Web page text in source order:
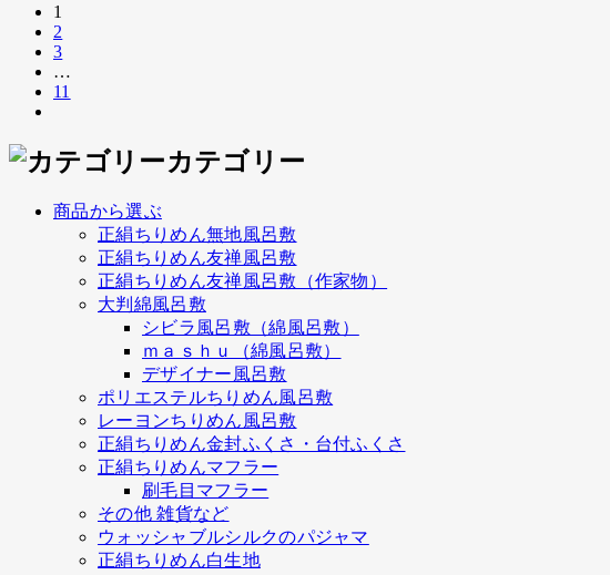
1
2
3
…
11
カテゴリー
商品から選ぶ
正絹ちりめん無地風呂敷
正絹ちりめん友禅風呂敷
正絹ちりめん友禅風呂敷（作家物）
大判綿風呂敷
シビラ風呂敷（綿風呂敷）
ｍａｓｈｕ（綿風呂敷）
デザイナー風呂敷
ポリエステルちりめん風呂敷
レーヨンちりめん風呂敷
正絹ちりめん金封ふくさ・台付ふくさ
正絹ちりめんマフラー
刷毛目マフラー
その他 雑貨など
ウォッシャブルシルクのパジャマ
正絹ちりめん白生地